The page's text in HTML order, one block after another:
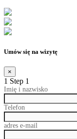
Umów się na wizytę
×
1 Step 1
Imię i nazwisko
Telefon
adres e-mail